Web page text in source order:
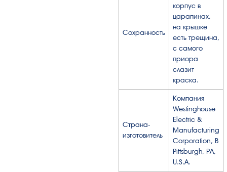
Сохранность
корпус в
царапинах,
на крышке
есть трещина,
с самого
приора
слазит
краска.
Страна-
изготовитель
Компания
Westinghouse
Electric &
Manufacturing
Corporation, В
Pittsburgh, PA,
U.S.A.